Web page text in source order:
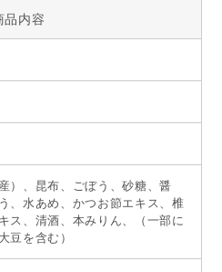
品内容
）、昆布、ごぼう、砂糖、醤
、水あめ、かつお節エキス、椎
ス、清酒、本みりん、（一部に
豆を含む）